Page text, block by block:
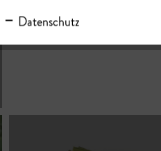
Datenschutz